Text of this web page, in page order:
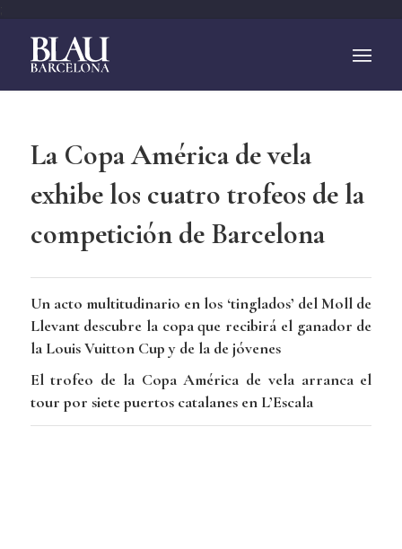
La Copa América de vela
exhibe los cuatro trofeos de la
competición de Barcelona
Un acto multitudinario en los ‘tinglados’ del Moll de
Llevant descubre la copa que recibirá el ganador de
la Louis Vuitton Cup y de la de jóvenes
El trofeo de la Copa América de vela arranca el
tour por siete puertos catalanes en L’Escala